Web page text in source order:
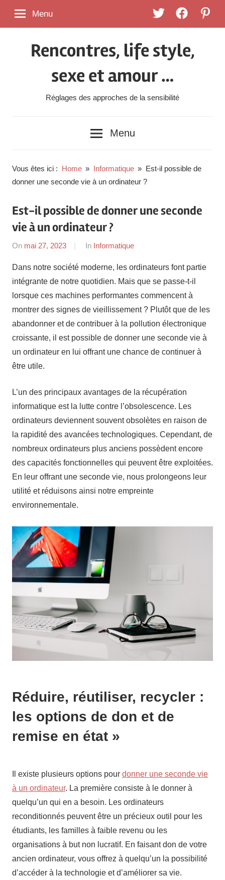
TwitterFaceBook
Menu
Rencontres, life style,
sexe et amour …
Réglages des approches de la sensibilité
Menu
Vous êtes ici : Home Informatique
Est-il possible de
donner une seconde vie à un ordinateur ?
Est-il possible de donner une seconde
vie à un ordinateur ?
On mai 27, 2023
By
In Informatique
Dans notre société moderne, les ordinateurs font partie
intégrante de notre quotidien. Mais que se passe-t-il
lorsque ces machines performantes commencent à
montrer des signes de vieillissement ? Plutôt que de les
abandonner et de contribuer à la pollution électronique
croissante, il est possible de donner une seconde vie à
un ordinateur en lui offrant une chance de continuer à
être utile.
L’un des principaux avantages de la récupération
informatique est la lutte contre l’obsolescence. Les
ordinateurs deviennent souvent obsolètes en raison de
la rapidité des avancées technologiques. Cependant, de
nombreux ordinateurs plus anciens possèdent encore
des capacités fonctionnelles qui peuvent être exploitées.
En leur offrant une seconde vie, nous prolongeons leur
utilité et réduisons ainsi notre empreinte
environnementale.
Réduire, réutiliser, recycler :
les options de don et de
remise en état »
Il existe plusieurs options pour donner une seconde vie
à un ordinateur. La première consiste à le donner à
quelqu’un qui en a besoin. Les ordinateurs
reconditionnés peuvent être un précieux outil pour les
étudiants, les familles à faible revenu ou les
organisations à but non lucratif. En faisant don de votre
ancien ordinateur, vous offrez à quelqu’un la possibilité
d’accéder à la technologie et d’améliorer sa vie.